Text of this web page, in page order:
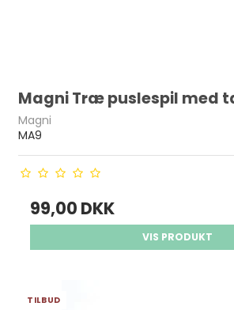
Magni Træ puslespil med
Magni
MA9
99,00 DKK
VIS PRODUKT
TILBUD